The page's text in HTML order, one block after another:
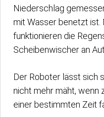
Niederschlag
mit Wasser benetzt ist.
funktionieren die
Scheibenwischer an
Der Roboter lässt sich
nicht mehr mäht, wenn
einer bestimmten Zeit